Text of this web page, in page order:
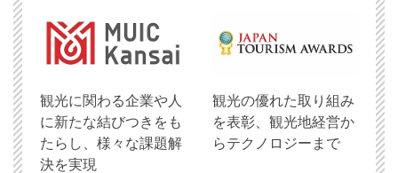
観光に関わる企業や人
に新たな結びつきをも
たらし、様々な課題解
決を実現
観光の優れた取り組み
を表彰、観光地経営か
らテクノロジーまで